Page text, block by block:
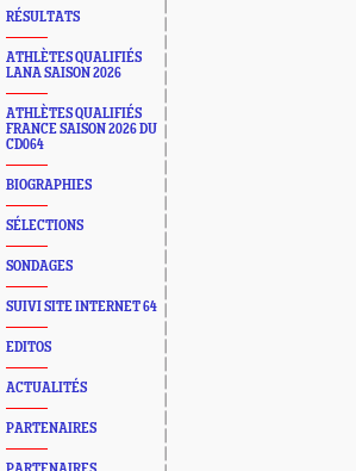
RÉSULTATS
ATHLÈTES QUALIFIÉS
LANA SAISON 2026
ATHLÈTES QUALIFIÉS
FRANCE SAISON 2026 DU
CD064
BIOGRAPHIES
SÉLECTIONS
SONDAGES
SUIVI SITE INTERNET 64
EDITOS
ACTUALITÉS
PARTENAIRES